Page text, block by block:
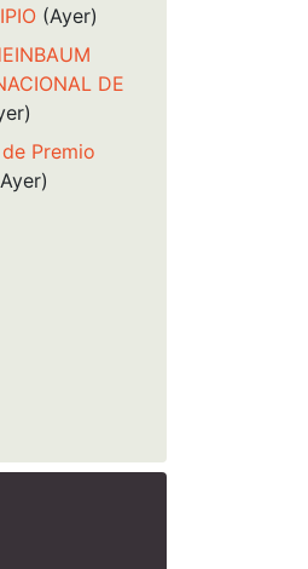
(Ayer)
DE
Premio